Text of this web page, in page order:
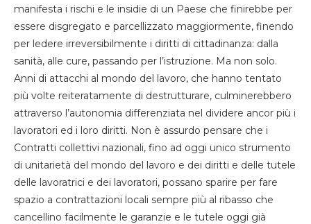
manifesta i rischi e le insidie di un Paese che finirebbe per
essere disgregato e parcellizzato maggiormente, finendo
per ledere irreversibilmente i diritti di cittadinanza: dalla
sanità, alle cure, passando per l’istruzione. Ma non solo.
Anni di attacchi al mondo del lavoro, che hanno tentato
più volte reiteratamente di destrutturare, culminerebbero
attraverso l’autonomia differenziata nel dividere ancor più i
lavoratori ed i loro diritti. Non è assurdo pensare che i
Contratti collettivi nazionali, fino ad oggi unico strumento
di unitarietà del mondo del lavoro e dei diritti e delle tutele
delle lavoratrici e dei lavoratori, possano sparire per fare
spazio a contrattazioni locali sempre più al ribasso che
cancellino facilmente le garanzie e le tutele oggi già